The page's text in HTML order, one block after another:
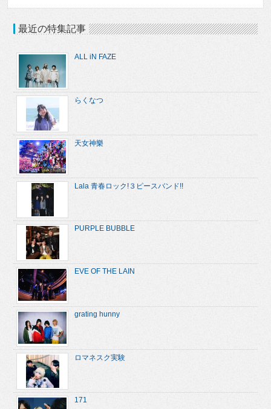
最近の特集記事
ALL iN FAZE
らくなつ
天女神樂
Lala 青春ロック!３ピースバンド!!
PURPLE BUBBLE
EVE OF THE LAIN
grating hunny
ロマネスク実験
171